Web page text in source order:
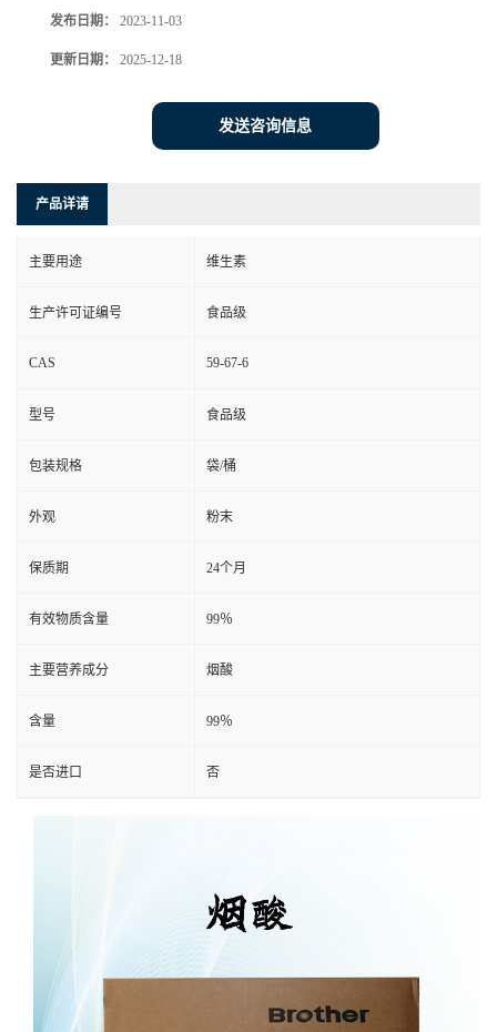
发布日期： 2023-11-03
更新日期： 2025-12-18
发送咨询信息
产品详请
主要用途 维生素
生产许可证编号 食品级
CAS 59-67-6
型号 食品级
包装规格 袋/桶
外观 粉末
保质期 24个月
有效物质含量 99％
主要营养成分 烟酸
含量 99％
是否进口 否